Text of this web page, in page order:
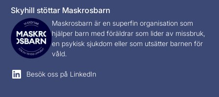
Skyhill stöttar Maskrosbarn
Maskrosbarn är en superfin organisation som
hjälper barn med föräldrar som lider av missbruk,
en psykisk sjukdom eller som utsätter barnen för
våld.
Besök oss på LinkedIn